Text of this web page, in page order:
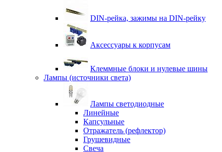
DIN-рейка, зажимы на DIN-рейку
Аксессуары к корпусам
Клеммные блоки и нулевые шины
Лампы (источники света)
Лампы светодиодные
Линейные
Капсульные
Отражатель (рефлектор)
Грушевидные
Свеча